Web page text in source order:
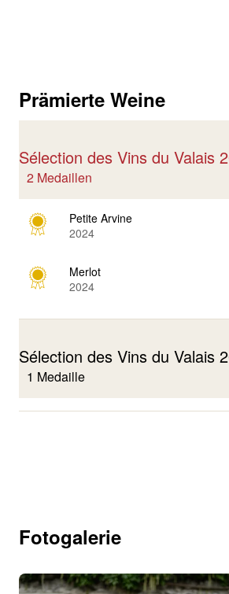
Prämierte Weine
Sélection des Vins du Valais
2 Medaillen
Petite Arvine
2024
Merlot
2024
Sélection des Vins du Valais
1 Medaille
Fotogalerie